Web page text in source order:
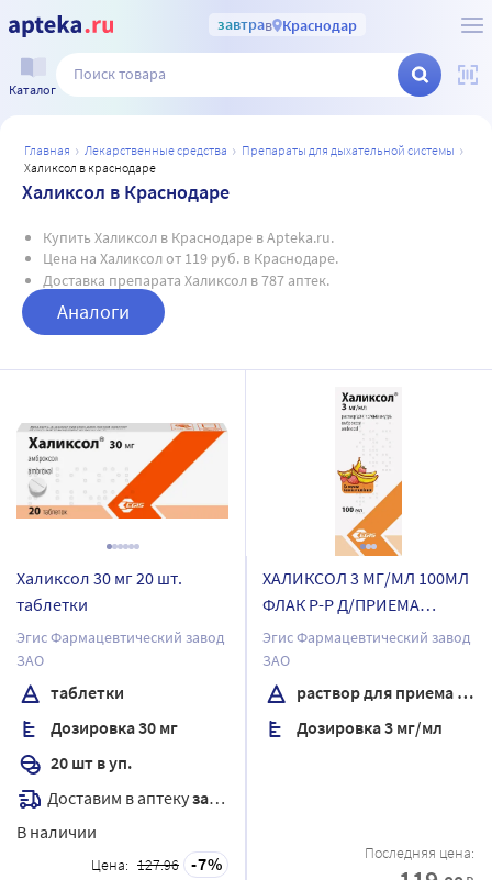
завтрав Краснодар
Каталог
главная лекарственные средства
препараты для дыхательной системы
халиксол в краснодаре
Халиксол в Краснодаре
Купить Халиксол в Краснодаре в Apteka.ru.
Цена на Халиксол от 119 руб. в Краснодаре.
Доставка препарата Халиксол в 787 аптек.
Аналоги
Халиксол 30 мг 20 шт.
таблетки
Эгис Фармацевтический завод
ЗАО
таблетки
Дозировка 30 мг
20 шт в уп.
Доставим в аптекузавтра
В наличии
Цена: 127.96 7
ХАЛИКСОЛ 3 МГ/МЛ 100МЛ
ФЛАК Р-Р Д/ПРИЕМА
ВНУТРЬ
Эгис Фармацевтический завод
ЗАО
раствор для приема внутрь
Дозировка 3 мг/мл
Последняя цена: